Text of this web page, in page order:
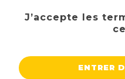
J’accepte les
ENTRER